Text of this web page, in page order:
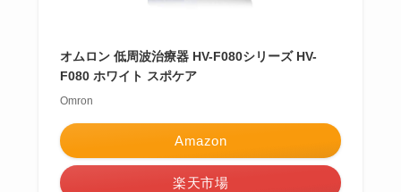
オムロン 低周波治療器 HV-F080シリーズ HV-
F080 ホワイト スポケア
Omron
Amazon
楽天市場